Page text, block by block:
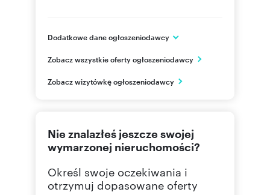
Dodatkowe dane ogłoszeniodawcy
Al. Rzeczypospolitej 1
mazowieckie
(22) 4 Pokaż fax
Zobacz wszystkie oferty ogłoszeniodawcy
Zobacz wizytówkę ogłoszeniodawcy
Nie znalazłeś jeszcze swojej
wymarzonej nieruchomości?
Określ swoje oczekiwania i
otrzymuj dopasowane oferty